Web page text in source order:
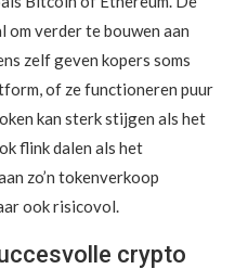
verder te bouwen aan
zelf geven kopers soms
of ze functioneren puur
kan sterk stijgen als het
flink dalen als het
zo’n tokenverkoop
ook risicovol.
crypto